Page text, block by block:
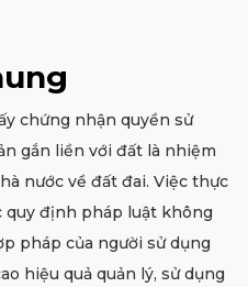
chứng nhận quyền sử
gắn liền với đất là nhiệm
nước về đất đai. Việc thực
quy định pháp luật không
pháp của người sử dụng
hiệu quả quản lý, sử dụng